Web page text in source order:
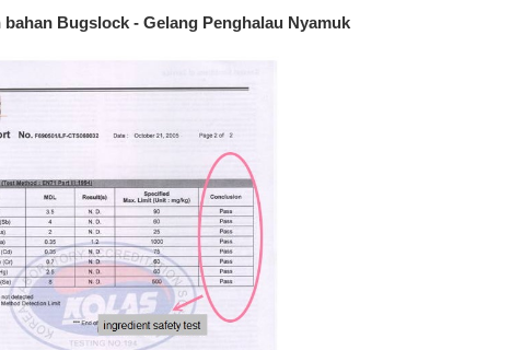
bahan Bugslock - Gelang Penghalau Nyamuk